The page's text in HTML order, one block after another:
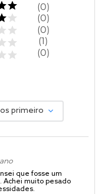
0
0
0
1
0
primeiro
ano
que fosse um
Achei muito pesado